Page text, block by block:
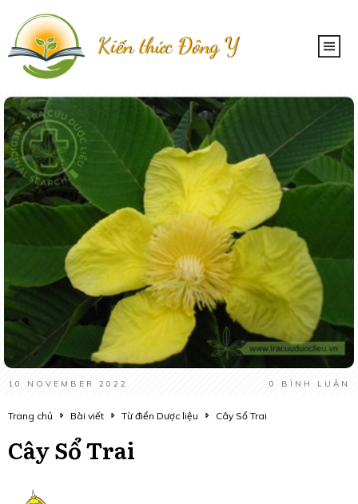
Kiến thức Đông Y
10 NOVEMBER 2022 0 BÌNH LUẬN
Trang chủ Bài viết Từ điển Dược liệu Cây Sổ Trai
Cây Sổ Trai